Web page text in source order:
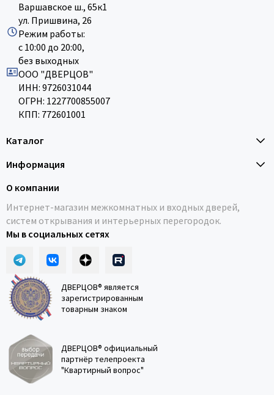
Варшавское ш., 65к1
ул. Пришвина, 26
Режим работы:
с 10:00 до 20:00,
без выходных
ООО "ДВЕРЦОВ"
ИНН: 9726031044
ОГРН: 1227700855007
КПП: 772601001
Каталог
Информация
О компании
Интернет-магазин межкомнатных и входных дверей,
систем открывания и интерьерных перегородок.
Мы в социальных сетях
ДВЕРЦОВ® является
зарегистрированным
товарным знаком
ДВЕРЦОВ® официальный
партнёр телепроекта
"Квартирный вопрос"